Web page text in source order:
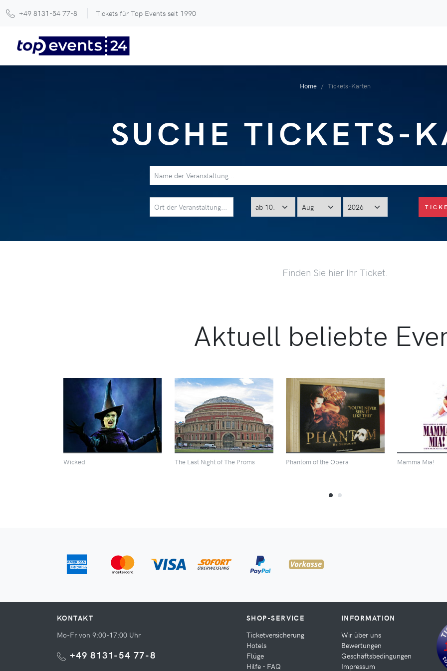
+49 8131-54 77-8 Tickets für Top Events seit 1990
Home Tickets-Karten
SUCHE TICKETS-
Finden Sie hier Ihr Ticket.
Aktuell beliebte
TERMINE
Wicked
TERMINE
The Last Night of The Proms
TERMINE
Phantom of the Opera Mamma Mia!
KONTAKT
Mo-Fr von 9:00-17:00 Uhr
+49 8131-54 77-8
SHOP-SERVICE
Ticketversicherung
Hotels
Flüge
Hilfe - FAQ
INFORMATION
Wir über uns
Bewertungen
Geschäftsbedingungen
Impressum